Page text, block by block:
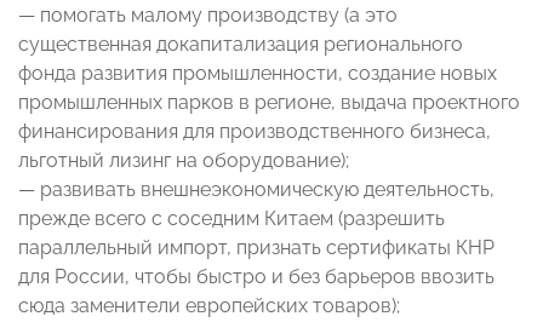
— помогать малому производству (а это
существенная докапитализация регионального
фонда развития промышленности, создание новых
промышленных парков в регионе, выдача проектного
финансирования для производственного бизнеса,
льготный лизинг на оборудование);
— развивать внешнеэкономическую деятельность,
прежде всего с соседним Китаем (разрешить
параллельный импорт, признать сертификаты КНР
для России, чтобы быстро и без барьеров ввозить
сюда заменители европейских товаров);